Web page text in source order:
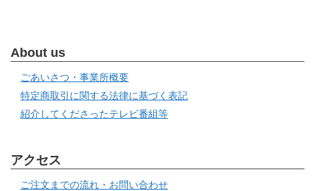
About us
ごあいさつ・事業所概要
特定商取引に関する法律に基づく表記
紹介してくださったテレビ番組等
アクセス
ご注文までの流れ・お問い合わせ